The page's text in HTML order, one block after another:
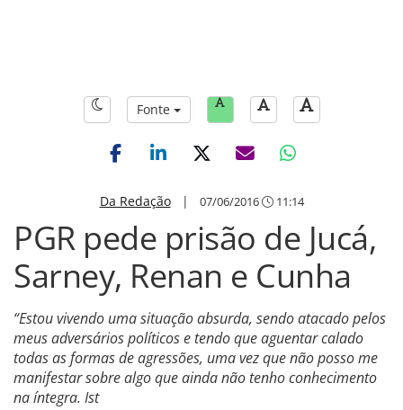
Fonte
Da Redação| 07/06/2016 11:14
PGR pede prisão de Jucá,
Sarney, Renan e Cunha
“Estou vivendo uma situação absurda, sendo atacado pelos
meus adversários políticos e tendo que aguentar calado
todas as formas de agressões, uma vez que não posso me
manifestar sobre algo que ainda não tenho conhecimento
na íntegra. Ist